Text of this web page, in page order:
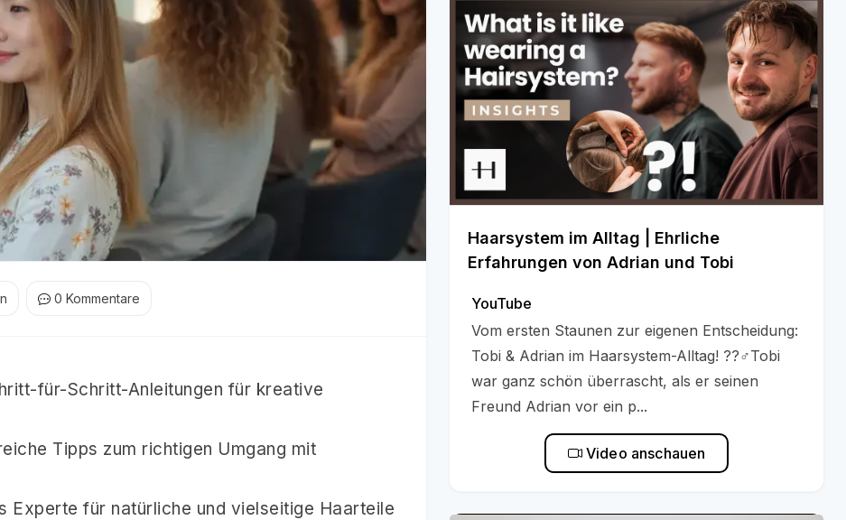
0 Kommentare
für-Schritt-Anleitungen für kreative
Tipps zum richtigen Umgang mit
für natürliche und vielseitige Haarteile
Haarsystem im Alltag | Ehrliche
Erfahrungen von Adrian und Tobi
YouTube
Vom ersten Staunen zur eigenen Entscheidung:
Tobi & Adrian im Haarsystem-Alltag! ??‍♂️Tobi
war ganz schön überrascht, als er seinen
Freund Adrian vor ein p...
Video anschauen